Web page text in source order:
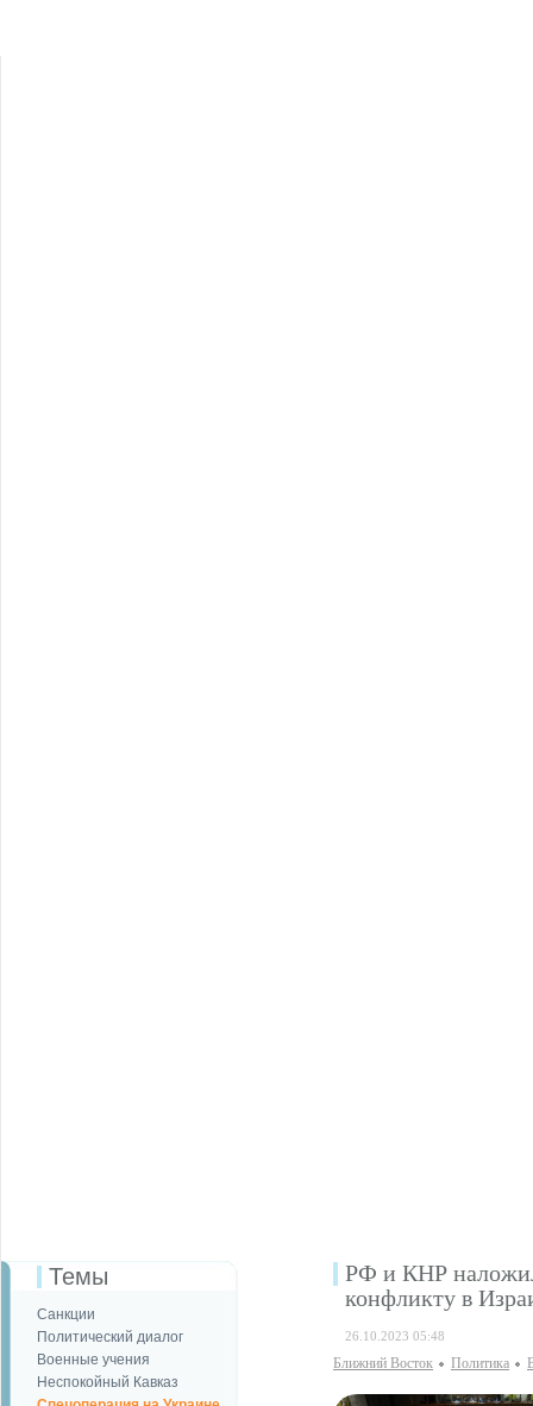
Темы
Санкции
Политический диалог
Военные учения
Неспокойный Кавказ
РФ и КНР
конфликту в
26.10.2023 05:48
Ближний Восток Политика